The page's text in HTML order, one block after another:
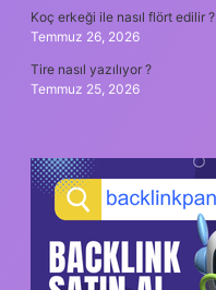
Koç erkeği ile nasıl flört edilir ?
Temmuz 26, 2026
Tire nasıl yazılıyor ?
Temmuz 25, 2026